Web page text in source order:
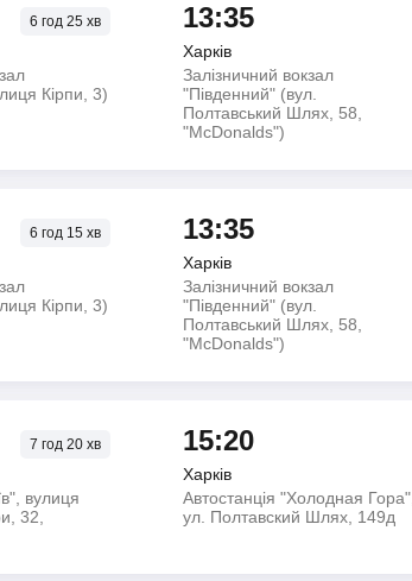
6 год25 хв
Кірпи, 3)
13:35
Харків
Залізничний вокзал
"Південний" (вул.
Полтавський Шлях, 58,
"McDonalds")
6 год15 хв
Кірпи, 3)
13:35
Харків
Залізничний вокзал
"Південний" (вул.
Полтавський Шлях, 58,
"McDonalds")
7 год20 хв
вулиця
32,
15:20
Харків
Автостанція "Холодная Гора",
ул. Полтавский Шлях, 149д